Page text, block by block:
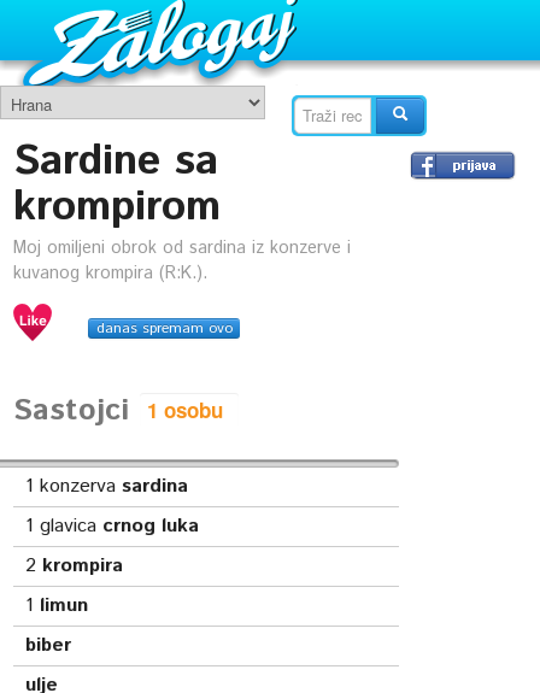
Sardine sa
krompirom
Moj omiljeni obrok od sardina iz konzerve i
kuvanog krompira (R:K.).
danas spremam ovo
Sastojci
1 konzervasardina
1 glavica crnog luka
2 krompira
1 limun
biber
ulje